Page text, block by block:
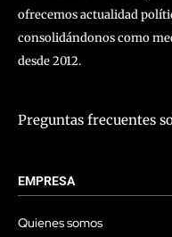
ofrecemos actualidad
consolidándonos como
desde 2012.
Preguntas frecuentes
EMPRESA
Quienes somos